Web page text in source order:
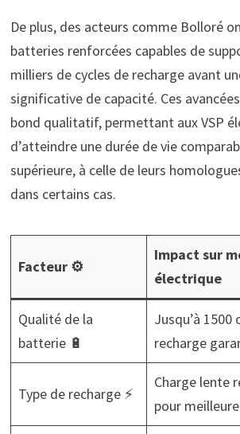
De plus, des acteurs comme Bolloré
batteries renforcées capables de
milliers de cycles de recharge avant
significative de capacité. Ces
bond qualitatif, permettant aux VSP
d’atteindre une durée de vie
supérieure, à celle de leurs
dans certains cas.
Facteur ⚙️
Impact sur
électrique
Qualité de la
batterie 🔋
Jusqu’à 1500
recharge
Type de recharge ⚡
Charge lente
pour